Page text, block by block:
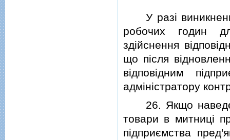
У разi
робочих годин
здiйснення
що пiсля
вiдповiдним
адмiнiстратору
26. Якщо
товари в митницi
пiдприємства